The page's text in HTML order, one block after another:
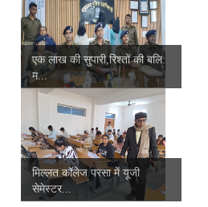
एक लाख की सुपारी,रिश्तों की बलि:
म...
मिल्लत कॉलेज परसा में यूजी
सेमेस्टर...